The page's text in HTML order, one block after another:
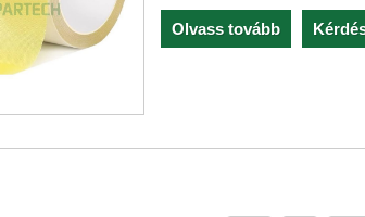
Olvass tovább